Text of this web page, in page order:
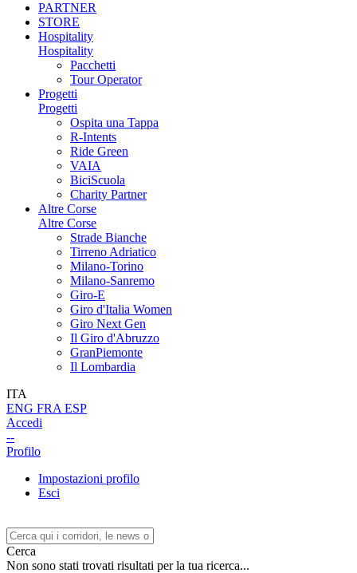
PARTNER
STORE
Hospitality
Hospitality
Pacchetti
Tour Operator
Progetti
Progetti
Ospita una Tappa
R-Intents
Ride Green
VAIA
BiciScuola
Charity Partner
Altre Corse
Altre Corse
Strade Bianche
Tirreno Adriatico
Milano-Torino
Milano-Sanremo
Giro-E
Giro d'Italia Women
Giro Next Gen
Il Giro d'Abruzzo
GranPiemonte
Il Lombardia
ITA
ENG FRA ESP
Accedi
--
Profilo
Impostazioni profilo
Esci
Cerca
Non sono stati trovati risultati per la tua ricerca...